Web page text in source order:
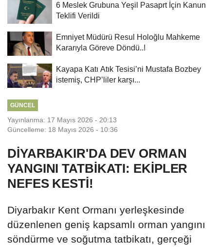
6 Meslek Grubuna Yeşil Pasaprt İçin Kanun
Teklifi Verildi
Emniyet Müdürü Resul Holoğlu Mahkeme
Kararıyla Göreve Döndü..!
Kayapa Katı Atık Tesisi’ni Mustafa Bozbey
istemiş, CHP’liler karşı...
GÜNCEL
Yayınlanma: 17 Mayıs 2026 - 20:13
Güncelleme: 18 Mayıs 2026 - 10:36
DİYARBAKIR'DA DEV ORMAN
YANGINI TATBİKATI: EKİPLER
NEFES KESTİ!
Diyarbakır Kent Ormanı yerleşkesinde
düzenlenen geniş kapsamlı orman yangını
söndürme ve soğutma tatbikatı, gerçeği